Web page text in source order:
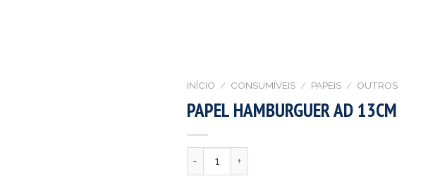
INÍCIO / CONSUMÍVEIS / PAPEIS / OUTROS
PAPEL HAMBURGUER AD 13CM